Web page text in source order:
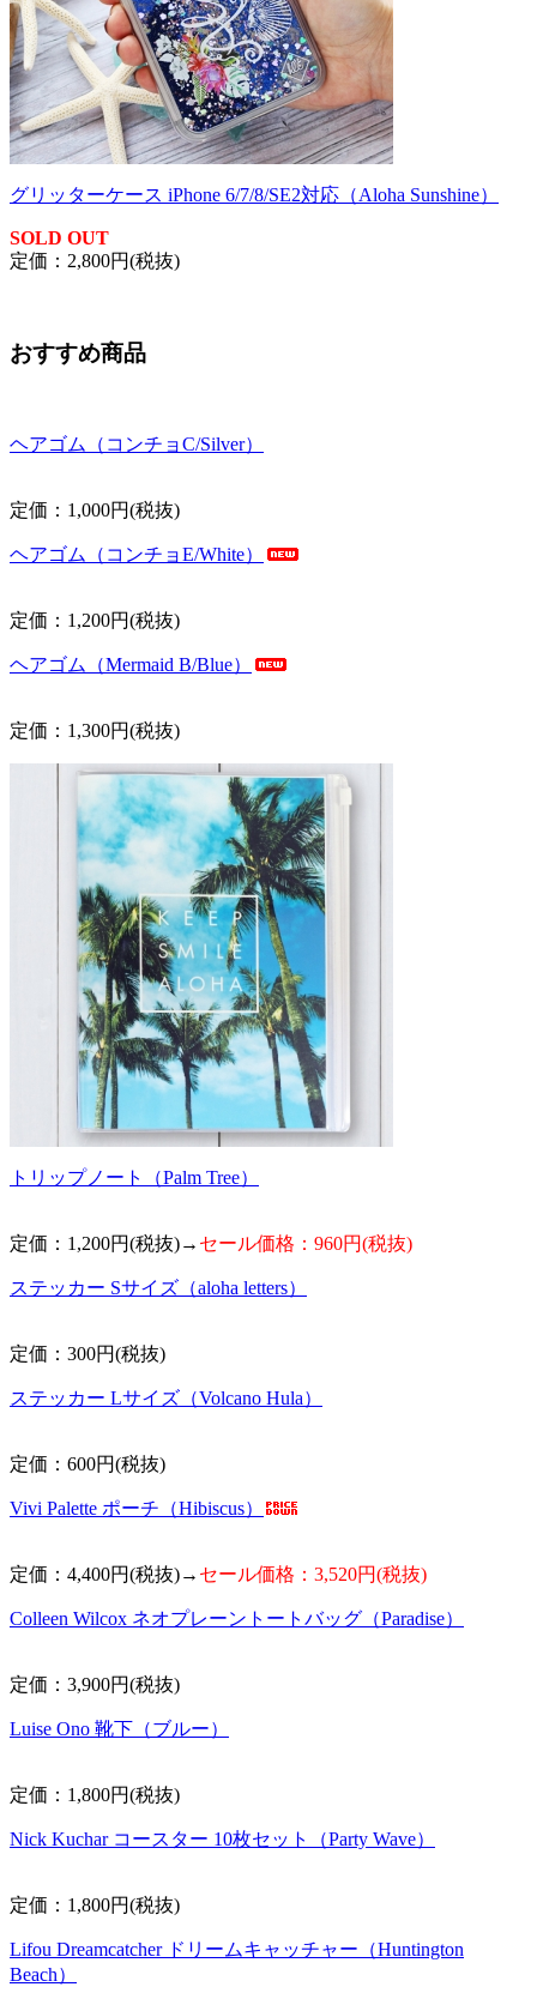
グリッターケース iPhone 6/7/8/SE2対応（Aloha Sunshine）
SOLD OUT
定価：2,800円(税抜)
おすすめ商品
ヘアゴム（コンチョC/Silver）
定価：1,000円(税抜)
ヘアゴム（コンチョE/White）
定価：1,200円(税抜)
ヘアゴム（Mermaid B/Blue）
定価：1,300円(税抜)
トリップノート（Palm Tree）
定価：1,200円(税抜)→ セール価格：960円(税抜)
ステッカー Sサイズ（aloha letters）
定価：300円(税抜)
ステッカー Lサイズ（Volcano Hula）
定価：600円(税抜)
Vivi Palette ポーチ（Hibiscus）
定価：4,400円(税抜)→ セール価格：3,520円(税抜)
Colleen Wilcox ネオプレーントートバッグ（Paradise）
定価：3,900円(税抜)
Luise Ono 靴下（ブルー）
定価：1,800円(税抜)
Nick Kuchar コースター 10枚セット（Party Wave）
定価：1,800円(税抜)
Lifou Dreamcatcher ドリームキャッチャー（Huntington
Beach）